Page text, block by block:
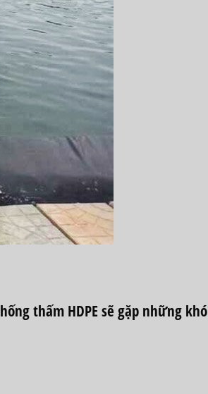
thấm HDPE sẽ gặp những khó